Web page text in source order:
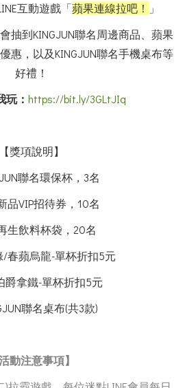
互動遊戲「蘋果連線拉吧！
」
抽到KINGJUN聯名周邊商品、蘋果
惠，以及KINGJUN聯名手機桌布等
好禮！
玩： https://bit.ly/3GLtJIq
【獎項說明】
聯名環保杯，3名
品VIP招待券 ，10名
生飲料杯袋 ，20名
/春蘋烏龍-單杯折扣5元
爵拿鐵-單杯折扣5元
聯名桌布(共3款)
活動注意事項】